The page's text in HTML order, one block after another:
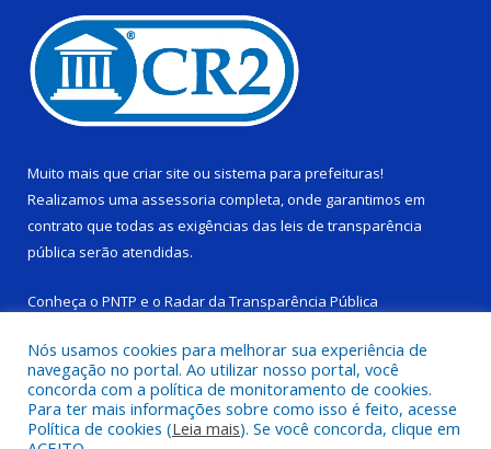
Muito mais que criar site ou sistema para prefeituras!
Realizamos uma assessoria completa, onde garantimos em
contrato que todas as exigências das leis de transparência
pública serão atendidas.
Conheça o PNTP e o Radar da Transparência Pública
Todos os direitos reservados a Câmara Municipal de Ponta de
Pedras.
Nós usamos cookies para melhorar sua experiência de
navegação no portal. Ao utilizar nosso portal, você
concorda com a política de monitoramento de cookies.
Para ter mais informações sobre como isso é feito, acesse
Política de cookies (Leia mais). Se você concorda, clique em